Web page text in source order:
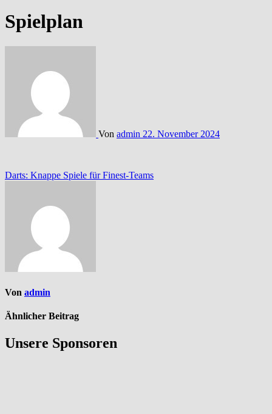
Spielplan
Von admin 22. November 2024
Beitragsnavigation
Darts: Knappe Spiele für Finest-Teams
Von admin
Ähnlicher Beitrag
Unsere Sponsoren